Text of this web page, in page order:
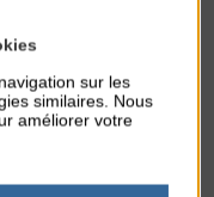
sur les
similaires. Nous
améliorer votre